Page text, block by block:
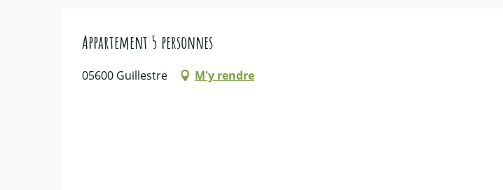
Appartement 5 personnes
05600 Guillestre M'y rendre